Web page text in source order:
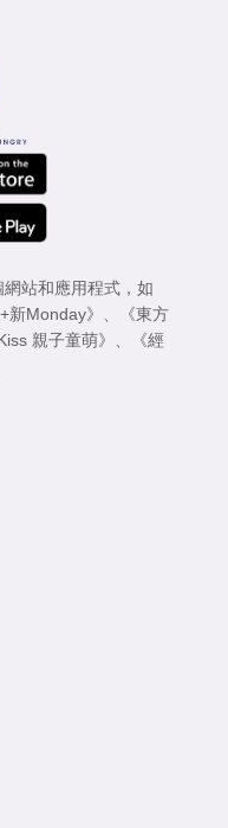
站和應用程式，如
新Monday》 、
《東方
親子童萌》 、
《經